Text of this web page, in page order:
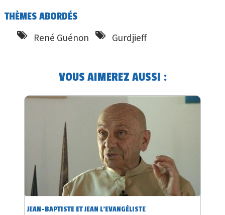
THÈMES ABORDÉS
René Guénon Gurdjieff
VOUS AIMEREZ AUSSI :
JEAN-BAPTISTE ET JEAN L'EVANGÉLISTE